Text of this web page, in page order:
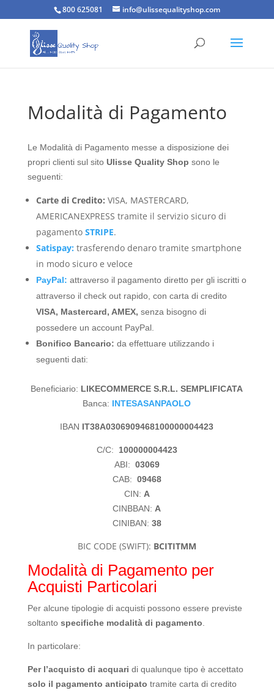
800 625081 info@ulissequalityshop.com
Modalità di Pagamento
Le Modalità di Pagamento messe a disposizione dei
propri clienti sul sito Ulisse Quality Shop sono le
seguenti:
Carte di Credito: VISA, MASTERCARD,
AMERICANEXPRESS tramite il servizio sicuro di
pagamento STRIPE.
Satispay: trasferendo denaro tramite smartphone
in modo sicuro e veloce
PayPal: attraverso il pagamento diretto per gli iscritti o
attraverso il check out rapido, con carta di credito
VISA, Mastercard, AMEX, senza bisogno di
possedere un account PayPal.
Bonifico Bancario: da effettuare utilizzando i
seguenti dati:
Beneficiario: LIKECOMMERCE S.R.L. SEMPLIFICATA
Banca: INTESASANPAOLO
IBAN IT38A0306909468100000004423
C/C: 100000004423
ABI: 03069
CAB: 09468
CIN: A
CINBBAN: A
CINIBAN: 38
BIC CODE (SWIFT): BCITITMM
Modalità di Pagamento per
Acquisti Particolari
Per alcune tipologie di acquisti possono essere previste
soltanto specifiche modalità di pagamento
In particolare:
Per l’acquisto di acquari di qualunque tipo è accettato
solo il pagamento anticipato tramite carta di credito